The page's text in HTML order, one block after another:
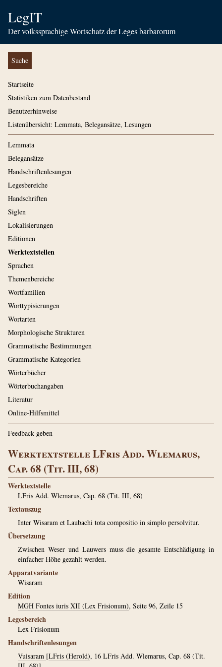
LegIT
Der volkssprachige Wortschatz der Leges barbarorum
Suche
Startseite
Statistiken zum Datenbestand
Benutzerhinweise
Listenübersicht: Lemmata, Belegansätze, Lesungen
Lemmata
Belegansätze
Handschriftenlesungen
Legesbereiche
Handschriften
Siglen
Lokalisierungen
Editionen
Werktextstellen
Sprachen
Themenbereiche
Wortfamilien
Worttypisierungen
Wortarten
Morphologische Strukturen
Grammatische Bestimmungen
Grammatische Kategorien
Wörterbücher
Wörterbuchangaben
Literatur
Online-Hilfsmittel
Feedback geben
Werktextstelle LFris Add. Wlemarus,
Cap. 68 (Tit. III, 68)
Werktextstelle
LFris Add. Wlemarus, Cap. 68 (Tit. III, 68)
Textauszug
Inter Wisaram et Laubachi tota compositio in simplo persolvitur.
Übersetzung
Zwischen Weser und Lauwers muss die gesamte Entschädigung in
einfacher Höhe gezahlt werden.
Apparatvariante
Wisaram
Edition
MGH Fontes iuris XII (Lex Frisionum), Seite 96, Zeile 15
Legesbereich
Lex Frisionum
Handschriftenlesungen
Vuisaram [LFris (Herold), 16 LFris Add. Wlemarus, Cap. 68 (Tit.